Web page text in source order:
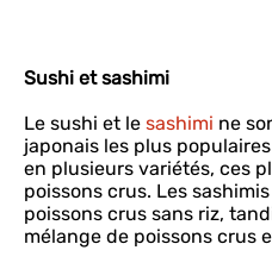
Sushi et sashimi
Le sushi et le sashimi ne
japonais les plus
en plusieurs variétés, ces
poissons crus. Les
poissons crus sans riz,
mélange de poissons crus